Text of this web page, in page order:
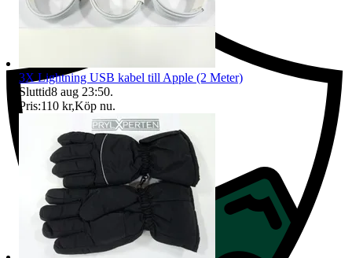
3X Lightning USB kabel till Apple (2 Meter)
Sluttid8 aug 23:50.
Pris:110 kr,Köp nu.